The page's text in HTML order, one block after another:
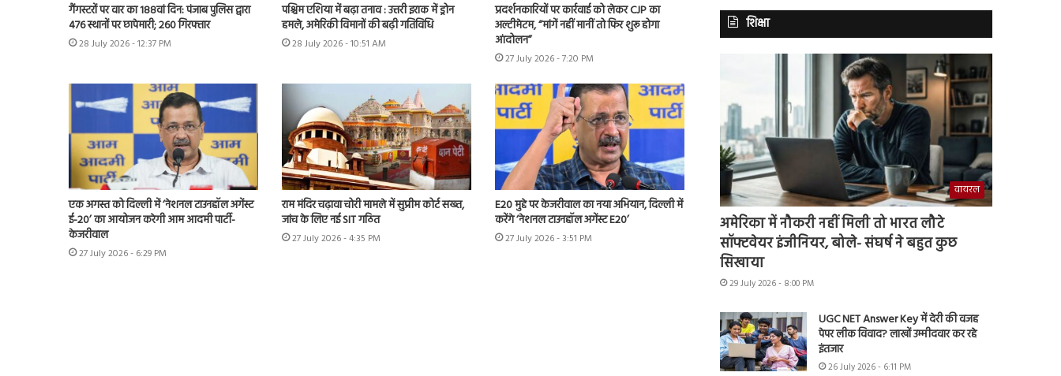
गैंगस्टरों पर वार का 188वां दिन: पंजाब पुलिस द्वारा
476 स्थानों पर छापेमारी; 260 गिरफ्तार
28 July 2026 - 12:37 PM
पश्चिम एशिया में बढ़ा तनाव : उत्तरी इराक में ड्रोन
हमले, अमेरिकी विमानों की बढ़ी गतिविधि
28 July 2026 - 10:51 AM
प्रदर्शनकारियों पर कार्रवाई को लेकर CJP का
अल्टीमेटम, “मांगें नहीं मानीं तो फिर शुरू होगा
आंदोलन”
27 July 2026 - 7:20 PM
एक अगस्त को दिल्ली में ‘नेशनल टाउनहॉल अगेंस्ट
ई-20’ का आयोजन करेगी आम आदमी पार्टी-
केजरीवाल
27 July 2026 - 6:29 PM
राम मंदिर चढ़ावा चोरी मामले में सुप्रीम कोर्ट सख्त,
जांच के लिए नई SIT गठित
27 July 2026 - 4:35 PM
E20 मुद्दे पर केजरीवाल का नया अभियान, दिल्ली में
करेंगे ‘नेशनल टाउनहॉल अगेंस्ट E20’
27 July 2026 - 3:51 PM
शिक्षा
वायरल
अमेरिका में नौकरी नहीं मिली तो भारत लौटे
सॉफ्टवेयर इंजीनियर, बोले- संघर्ष ने बहुत कुछ
सिखाया
29 July 2026 - 8:00 PM
UGC NET Answer Key में देरी की वजह
पेपर लीक विवाद? लाखों उम्मीदवार कर रहे
इंतजार
26 July 2026 - 6:11 PM